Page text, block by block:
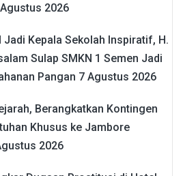
2026
Jadi Kepala Sekolah Inspiratif, H.
Sulap SMKN 1 Semen Jadi
Pangan 7 Agustus 2026
Berangkatkan Kontingen
Khusus ke Jambore
2026